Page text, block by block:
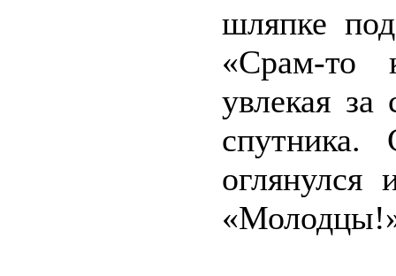
шляпке
«Срам-то
увлекая за
спутника.